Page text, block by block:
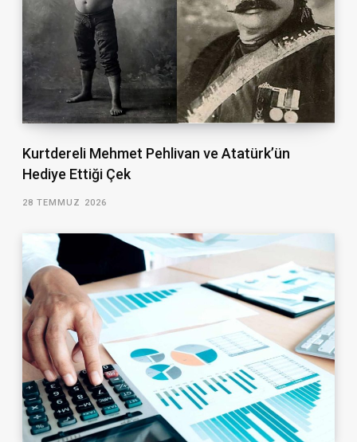
Kurtdereli Mehmet Pehlivan ve Atatürk’ün
Hediye Ettiği Çek
28 TEMMUZ 2026